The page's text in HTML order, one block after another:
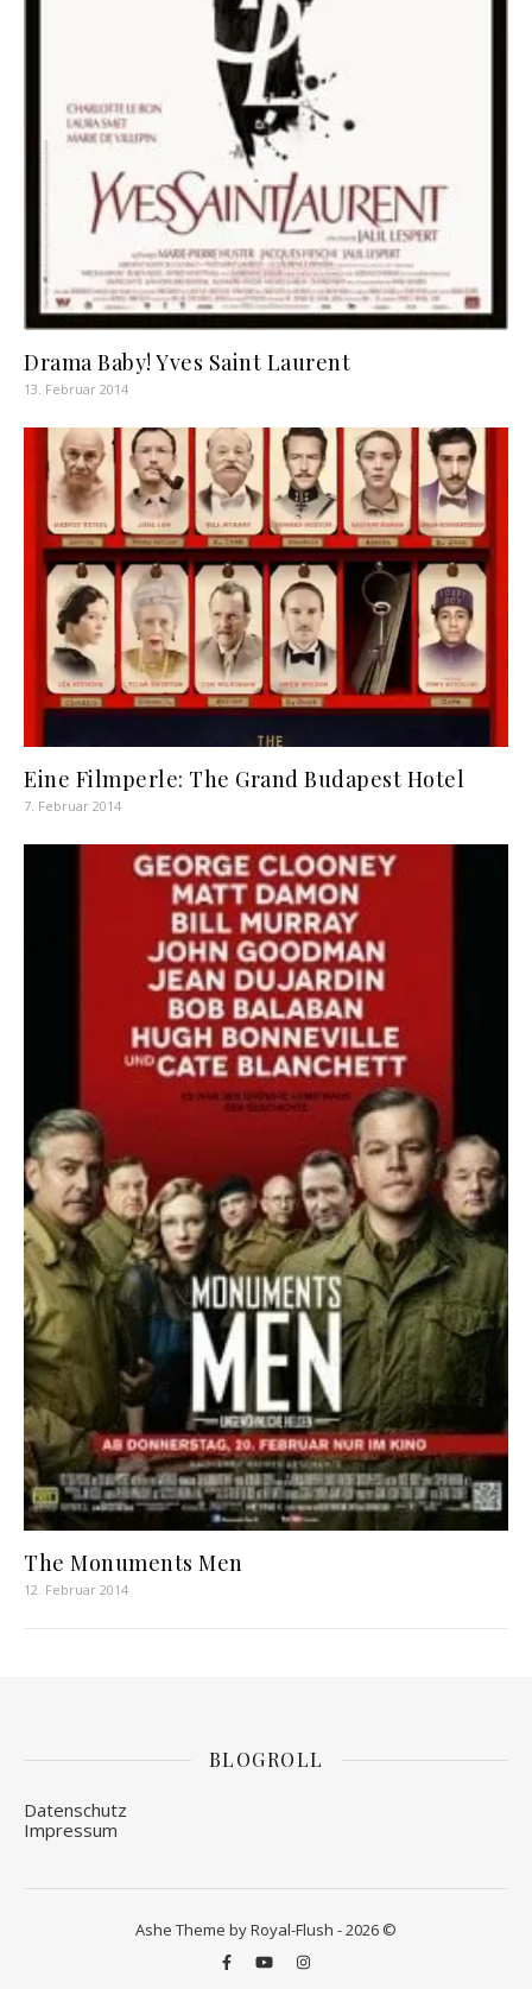
Drama Baby! Yves Saint Laurent
13. Februar 2014
Eine Filmperle: The Grand Budapest Hotel
7. Februar 2014
The Monuments Men
12. Februar 2014
BLOGROLL
Datenschutz
Impressum
Ashe Theme by Royal-Flush - 2026 ©